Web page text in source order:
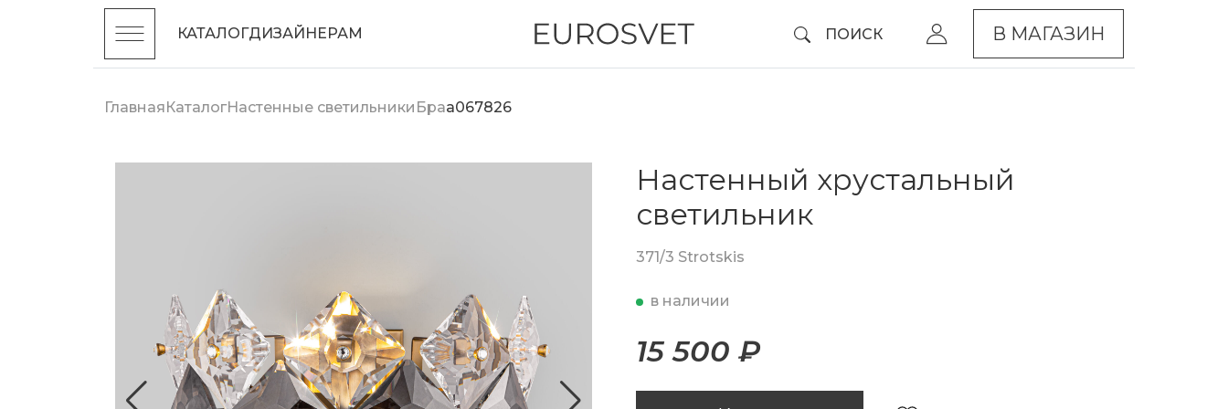
КАТАЛОГДИЗАЙНЕРАМ ПОИСК В МАГАЗИН
ГлавнаяКаталогНастенные светильники Браa067826
Настенный хрустальный
светильник
371/3 Strotskis
в наличии
15 500 ₽